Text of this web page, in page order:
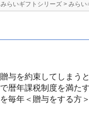
みらいギフトシリーズ > みらい
与を約束してしまう
暦年課税制度を満た
毎年＜贈与をする方